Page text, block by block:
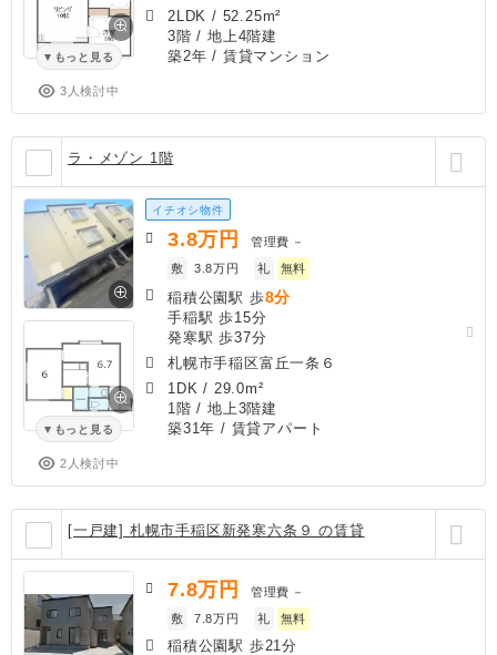
もっと見る
3人検討中
2LDK / 52.25m²
3階 / 地上4階建
築2年 / 賃貸マンション
ラ・メゾン 1階
もっと見る
2人検討中
イチオシ物件
3.8万円 管理費 －
敷
3.8万円 礼 無料
稲積公園駅 歩8分
手稲駅 歩15分
発寒駅 歩37分
札幌市手稲区富丘一条６
1DK / 29.0m²
1階 / 地上3階建
築31年 / 賃貸アパート
[一戸建] 札幌市手稲区新発寒六条９ の賃貸
7.8万円 管理費 －
敷
7.8万円 礼 無料
稲積公園駅 歩21分